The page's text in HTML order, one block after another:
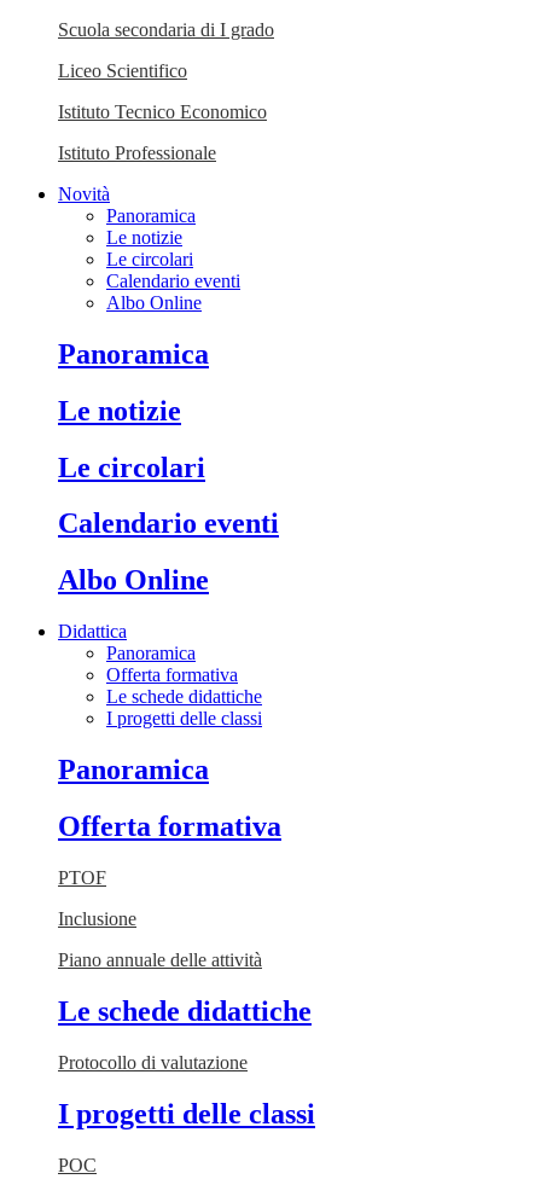
Scuola secondaria di I grado
Liceo Scientifico
Istituto Tecnico Economico
Istituto Professionale
Novità
Panoramica
Le notizie
Le circolari
Calendario eventi
Albo Online
Panoramica
Le notizie
Le circolari
Calendario eventi
Albo Online
Didattica
Panoramica
Offerta formativa
Le schede didattiche
I progetti delle classi
Panoramica
Offerta formativa
PTOF
Inclusione
Piano annuale delle attività
Le schede didattiche
Protocollo di valutazione
I progetti delle classi
POC